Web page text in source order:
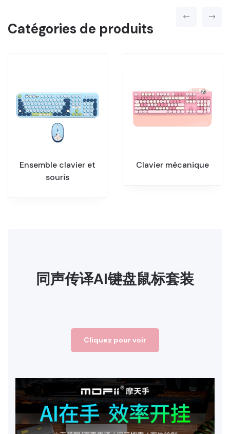
Catégories de produits
Ensemble clavier et
souris
Clavier mécanique
同声传译AI键盘鼠标套装
Cliquez pour voir